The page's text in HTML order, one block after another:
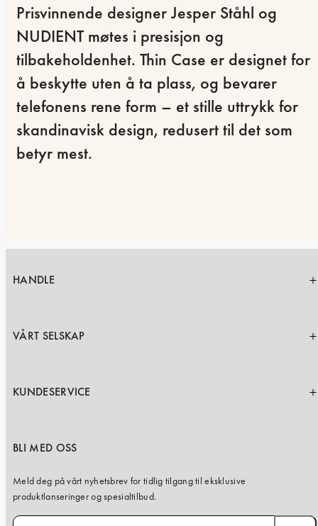
Prisvinnende designer Jesper Ståhl og
NUDIENT møtes i presisjon og
tilbakeholdenhet. Thin Case er designet for
å beskytte uten å ta plass, og bevarer
telefonens rene form – et stille uttrykk for
skandinavisk design, redusert til det som
betyr mest.
HANDLE
VÅRT SELSKAP
KUNDESERVICE
BLI MED OSS
Meld deg på vårt nyhetsbrev for tidlig tilgang til eksklusive
produktlanseringer og spesialtilbud.